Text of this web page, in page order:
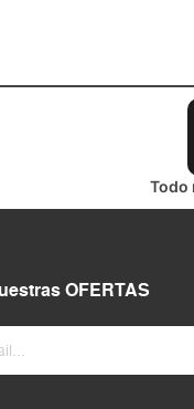
Todo
OFERTAS